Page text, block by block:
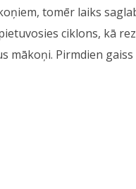
tomēr laiks
ciklons, kā
mākoņi. Pirmdien